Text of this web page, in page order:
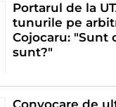
Portarul de la
tunurile pe
Cojocaru: "Sunt
sunt?"
Convocare de